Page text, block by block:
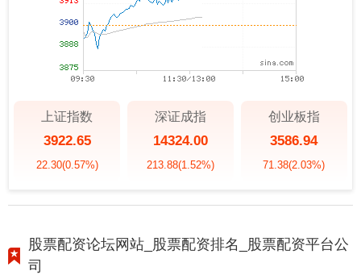
上证指数
3922.65
22.30(0.57%)
深证成指
14324.00
213.88(1.52%)
创业板指
3586.94
71.38(2.03%)
股票配资论坛网站_股票配资排名_股票配资平台公
司